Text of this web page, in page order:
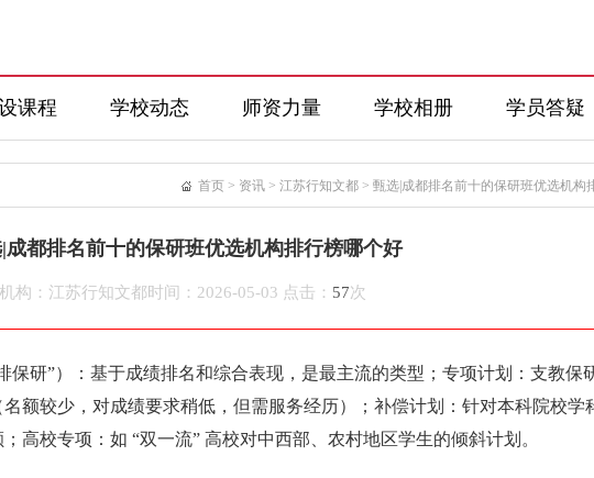
课程 学校动态 师资力量 学校相册 学员答疑
首页 > 资讯 > 江苏行知文都 > 甄选|成都排名前十的保研班优选机构
成都排名前十的保研班优选机构排行榜哪个好
机构：江苏行知文都时间：2026-05-03 点击： 57次
保研”）：基于成绩排名和综合表现，是最主流的类型；专项计划：支教保
额较少，对成绩要求稍低，但需服务经历）；补偿计划：针对本科院校学
高校专项：如 “双一流” 高校对中西部、农村地区学生的倾斜计划。